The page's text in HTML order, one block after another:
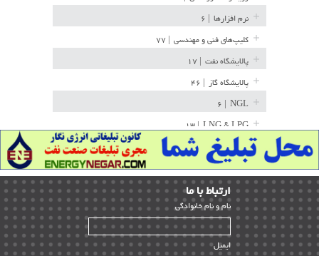
نرم افزارها
کلیپ‌های فنی و مهندسی
پالایشگاه نفت
پالایشگاه گاز
NGL
LNG & LPG | ۱۳
خط لوله | ۳۶
مخازن ذخیره | ۱۵
پتروشیمی | ۱۴
بازرسی و QC | ۱۵
HSE | ۳۹
ارﺗﺒﺎط ﺑﺎ ما
ﻧﺎم و ﻧﺎم ﺧﺎﻧﻮادﮔﻰ
ایمیل